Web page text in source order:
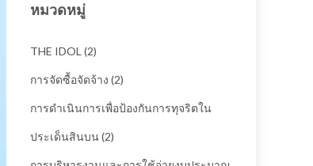
หมวดหมู่
THE IDOL (2)
การจัดซื้อจัดจ้าง (2)
การดำเนินการเพื่อป้องกันการทุจริตใน
ประเด็นสินบน (2)